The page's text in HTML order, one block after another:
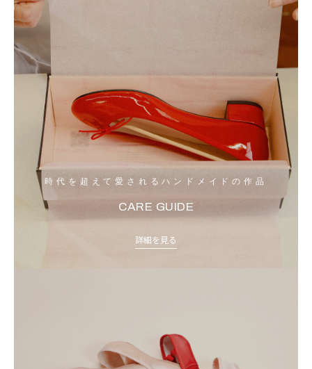
時代を超えて愛されるハンドメイドの作品
CARE GUIDE
詳細を見る